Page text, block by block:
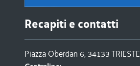
Recapiti e contatti
Piazza Oberdan 6, 34133 TRIESTE